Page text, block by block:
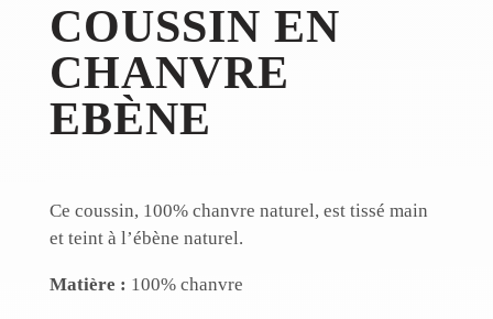
COUSSIN EN
CHANVRE
EBÈNE
Ce coussin, 100% chanvre naturel, est tissé main
et teint à l’ébène naturel.
Matière : 100% chanvre